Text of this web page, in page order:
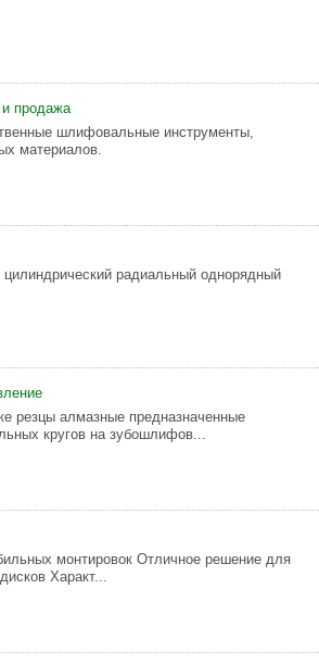
и продажа
шлифовальные инструменты,
материалов.
радиальный однорядный
резцы алмазные предназначенные
кругов на зубошлифов...
монтировок Отличное решение для
Характ...